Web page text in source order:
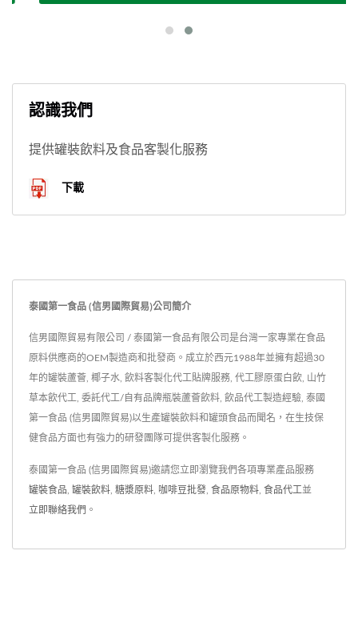
認識我們
提供罐裝飲料及食品客製化服務
下載
泰國第一食品 (信男國際貿易)公司簡介
信男國際貿易有限公司 / 泰國第一食品有限公司是台灣一家專業在食品
原料供應商的OEM製造商和批發商。成立於西元1988年並擁有超過30
年的罐裝蘆薈, 椰子水, 飲料客製化代工貼牌服務, 代工膠原蛋白飲, 山竹
草本飲代工, 委託代工/自有品牌瓶裝蘆薈飲料, 飲品代工製造經驗, 泰國
第一食品 (信男國際貿易)以生產罐裝飲料和罐頭食品而聞名，在生技保
健食品方面也有強力的研發團隊可提供客製化服務。
泰國第一食品 (信男國際貿易)邀請您立即瀏覽我們各項專業產品服務
罐裝食品 罐裝飲料 糖漿原料 咖啡豆批發 食品原物料 食品代工 並
立即聯絡我們 。